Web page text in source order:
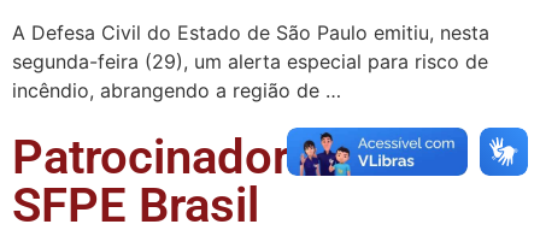
A Defesa Civil do Estado de São Paulo emitiu, nesta
segunda-feira (29), um alerta especial para risco de
incêndio, abrangendo a região de …
Patrocinadores da
SFPE Brasil